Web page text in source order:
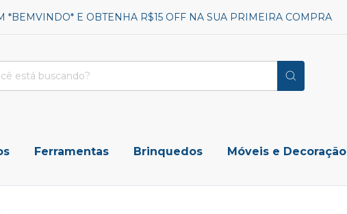
*BEMVINDO* E OBTENHA R$15 OFF NA SUA PRIMEIRA COMPRA
Ferramentas Brinquedos Móveis e Decoração